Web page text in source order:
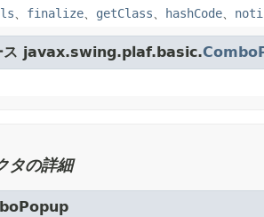
、 finalize、 getClass、 hashCode、
ス javax.swing.plaf.basic.
タの詳細